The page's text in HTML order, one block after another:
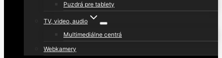
Puzdrá pre tablety
TV, video, audio
Multimediálne centrá
Webkamery